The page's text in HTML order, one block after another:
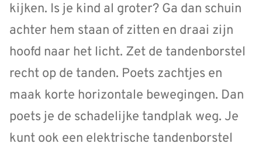
kijken. Is je kind al groter? Ga dan schuin
achter hem staan of zitten en draai zijn
hoofd naar het licht. Zet de tandenborstel
recht op de tanden. Poets zachtjes en
maak korte horizontale bewegingen. Dan
poets je de schadelijke tandplak weg. Je
kunt ook een elektrische tandenborstel